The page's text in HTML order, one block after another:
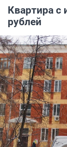
Квартира с
рублей